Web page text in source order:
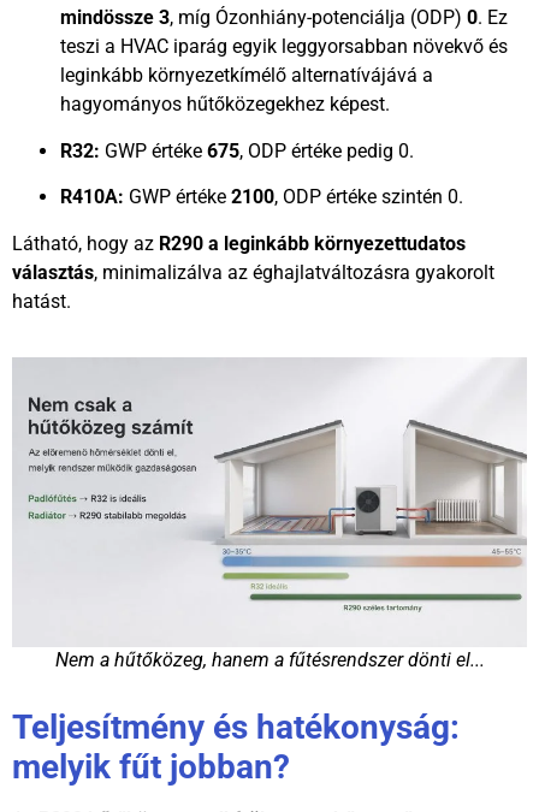
mindössze 3, míg Ózonhiány-potenciálja (ODP) 0. Ez
teszi a HVAC iparág egyik leggyorsabban növekvő és
leginkább környezetkímélő alternatívájává a
hagyományos hűtőközegekhez képest.
R32: GWP értéke 675, ODP értéke pedig 0.
R410A: GWP értéke 2100, ODP értéke szintén 0.
Látható, hogy az R290 a leginkább környezettudatos
választás, minimalizálva az éghajlatváltozásra gyakorolt
hatást.
Nem a hűtőközeg, hanem a fűtésrendszer dönti el...
Teljesítmény és hatékonyság:
melyik fűt jobban?